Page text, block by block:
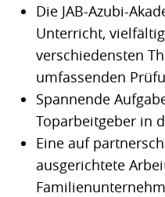
Die JAB-Azubi-
Unterricht,
verschiedensten
umfassenden
Spannende
Toparbeitgeber in
Eine auf
ausgerichtete